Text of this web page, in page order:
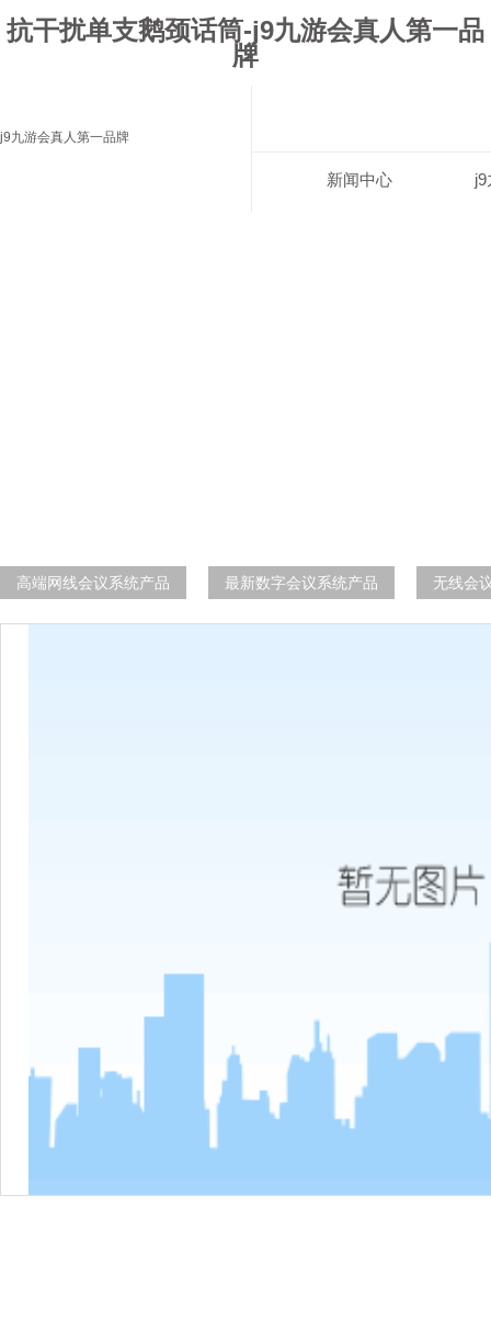
抗干扰单支鹅颈话筒-j9九游会真人第一品
牌
j9九游会真人第一品牌
新闻中心
高端网线会议系统产品 最新数字会议系统产品 无线会